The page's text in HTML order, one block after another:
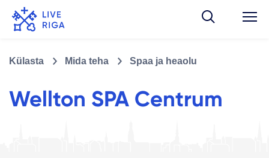
Külasta Mida teha Spaa ja heaolu
Wellton SPA Centrum